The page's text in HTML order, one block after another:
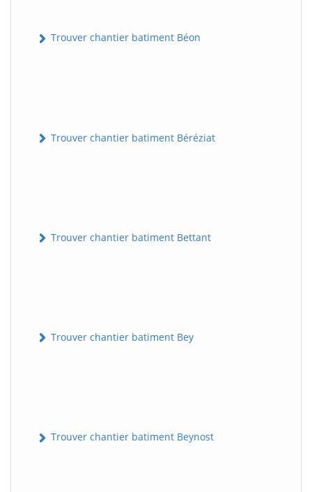
Trouver chantier batiment Béon
Trouver chantier batiment Béréziat
Trouver chantier batiment Bettant
Trouver chantier batiment Bey
Trouver chantier batiment Beynost